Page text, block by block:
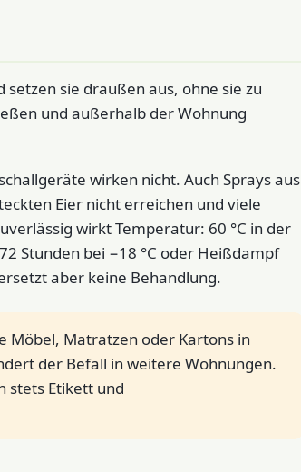
sie draußen aus, ohne sie zu
und außerhalb der Wohnung
wirken nicht. Auch Sprays aus
Eier nicht erreichen und viele
wirkt Temperatur: 60 °C in der
Stunden bei −18 °C oder Heißdampf
aber keine Behandlung.
Möbel, Matratzen oder Kartons in
der Befall in weitere Wohnungen.
stets Etikett und